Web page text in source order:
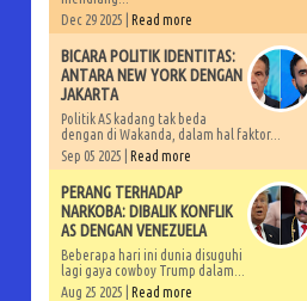
Dec 29 2025 | Read more
BICARA POLITIK IDENTITAS:
ANTARA NEW YORK DENGAN
JAKARTA
Politik AS kadang tak beda
dengan di Wakanda, dalam hal faktor...
Sep 05 2025 | Read more
PERANG TERHADAP
NARKOBA: DIBALIK KONFLIK
AS DENGAN VENEZUELA
Beberapa hari ini dunia disuguhi
lagi gaya cowboy Trump dalam...
Aug 25 2025 | Read more